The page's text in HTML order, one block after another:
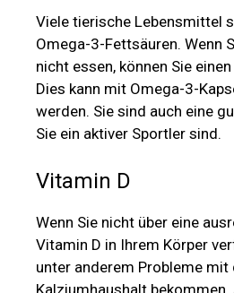
Viele tierische Lebensmittel
Omega-3-Fettsäuren. Wenn
nicht essen, können Sie
Dies kann mit Omega-3-
werden. Sie sind auch eine
Sie ein aktiver Sportler sind.
Vitamin D
Wenn Sie nicht über eine
Vitamin D in Ihrem Körper
unter anderem Probleme mit
Kalziumhaushalt bekommen.